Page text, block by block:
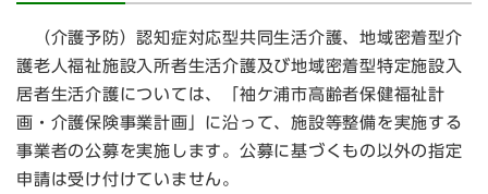
（介護予防）認知症対応型共同生活介護、地域密着型介
護老人福祉施設入所者生活介護及び地域密着型特定施設入
居者生活介護については、「袖ケ浦市高齢者保健福祉計
画・介護保険事業計画」に沿って、施設等整備を実施する
事業者の公募を実施します。公募に基づくもの以外の指定
申請は受け付けていません。